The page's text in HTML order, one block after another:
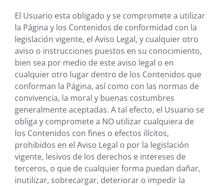
El Usuario esta obligado y se compromete a utilizar
la Página y los Contenidos de conformidad con la
legislación vigente, el Aviso Legal, y cualquier otro
aviso o instrucciones puestos en su conocimiento,
bien sea por medio de este aviso legal o en
cualquier otro lugar dentro de los Contenidos que
conforman la Página, así como con las normas de
convivencia, la moral y buenas costumbres
generalmente aceptadas. A tal efecto, el Usuario se
obliga y compromete a NO utilizar cualquiera de
los Contenidos con fines o efectos ilícitos,
prohibidos en el Aviso Legal o por la legislación
vigente, lesivos de los derechos e intereses de
terceros, o que de cualquier forma puedan dañar,
inutilizar, sobrecargar, deteriorar o impedir la